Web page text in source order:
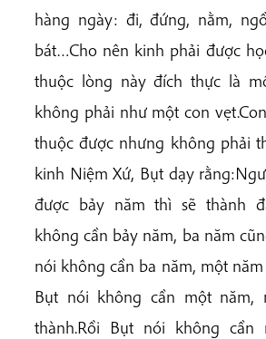
hàng ngày: đi, đứng, nằm,
bát…Cho nên kinh phải được
thuộc lòng này đích thực là
không phải như một con
thuộc được nhưng không phải
kinh Niệm Xứ, Bụt dạy
được bảy năm thì sẽ thành
không cần bảy năm, ba năm
nói không cần ba năm, một
Bụt nói không cần một năm,
thành.Rồi Bụt nói không cần